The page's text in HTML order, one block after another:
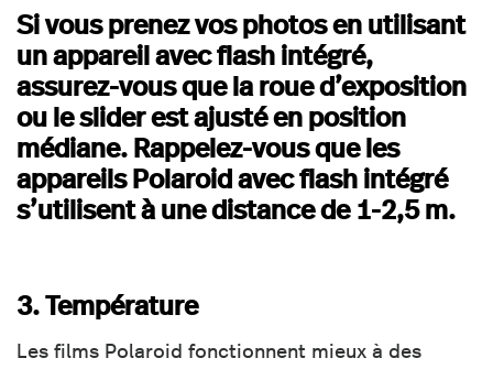
Si vous prenez vos photos en utilisant
un appareil avec flash intégré,
assurez-vous que la roue d’exposition
ou le slider est ajusté en position
médiane. Rappelez-vous que les
appareils Polaroid avec flash intégré
s’utilisent à une distance de 1-2,5 m.
3. Température
Les films Polaroid fonctionnent mieux à des